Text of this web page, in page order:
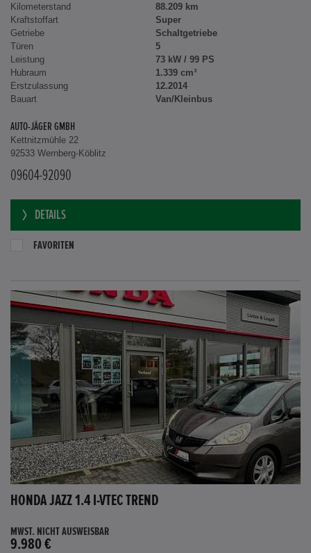
Kilometerstand
88.209 km
Kraftstoffart
Super
Getriebe
Schaltgetriebe
Türen
5
Leistung
73 kW / 99 PS
Hubraum
1.339 cm³
Erstzulassung
12.2014
Bauart
Van/Kleinbus
AUTO-JÄGER GMBH
Kettnitzmühle 22
92533 Wernberg-Köblitz
09604-92090
DETAILS
FAVORITEN
HONDA JAZZ 1.4 I-VTEC TREND
MWST. NICHT AUSWEISBAR
9.980 €